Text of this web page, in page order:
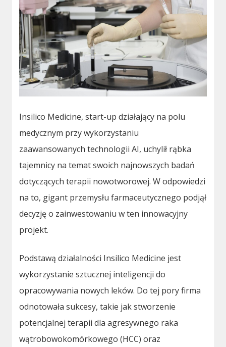
Insilico Medicine, start-up działający na polu
medycznym przy wykorzystaniu
zaawansowanych technologii AI, uchylił rąbka
tajemnicy na temat swoich najnowszych badań
dotyczących terapii nowotworowej. W odpowiedzi
na to, gigant przemysłu farmaceutycznego podjął
decyzję o zainwestowaniu w ten innowacyjny
projekt.
Podstawą działalności Insilico Medicine jest
wykorzystanie sztucznej inteligencji do
opracowywania nowych leków. Do tej pory firma
odnotowała sukcesy, takie jak stworzenie
potencjalnej terapii dla agresywnego raka
wątrobowokomórkowego (HCC) oraz